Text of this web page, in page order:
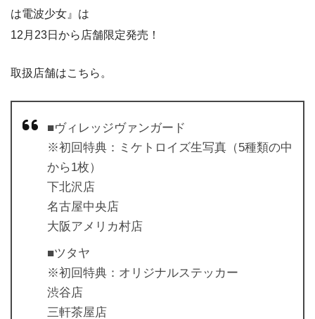
は電波少女』は
12月23日から店舗限定発売！
取扱店舗はこちら。
■ヴィレッジヴァンガード
※初回特典：ミケトロイズ生写真（5種類の中
から1枚）
下北沢店
名古屋中央店
大阪アメリカ村店
■ツタヤ
※初回特典：オリジナルステッカー
渋谷店
三軒茶屋店